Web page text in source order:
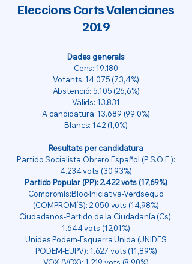
Eleccions Corts Valencianes
2019
Dades generals
Cens: 19.180
Votants:14.075 (73,4%)
Abstenció: 5.105 (26,6%)
Vàlids: 13.831
A candidatura:13.689 (99,0%)
Blancs: 142 (1,0%)
Resultats per candidatura
Partido Socialista Obrero Español (P.S.O.E.):
4.234 vots (30,93%)
Partido Popular (PP): 2.422 vots (17,69%)
Compromís:Bloc-Iniciativa-Verdsequo
(COMPROMíS): 2.050 vots (14,98%)
Ciudadanos-Partido de la Ciudadanía (Cs):
1.644 vots (12,01%)
Unides Podem-Esquerra Unida (UNIDES
PODEM-EUPV): 1.627 vots (11,89%)